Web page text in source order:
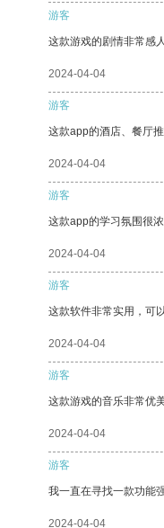
游客
这款游戏的剧情非常感
2024-04-04
游客
这款app的酒店、餐厅
2024-04-04
游客
这款app的学习氛围很
2024-04-04
游客
这款软件非常实用，可
2024-04-04
游客
这款游戏的音乐非常优
2024-04-04
游客
我一直在寻找一款功能
2024-04-04